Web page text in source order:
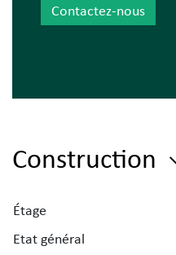
chambre, salle de
Laguna Beach est un
Willems.
Contactez-nous
Construction
Étage
Etat général